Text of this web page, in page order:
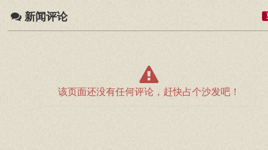
新闻评论
该页面还没有任何评论，赶快占个沙发吧！